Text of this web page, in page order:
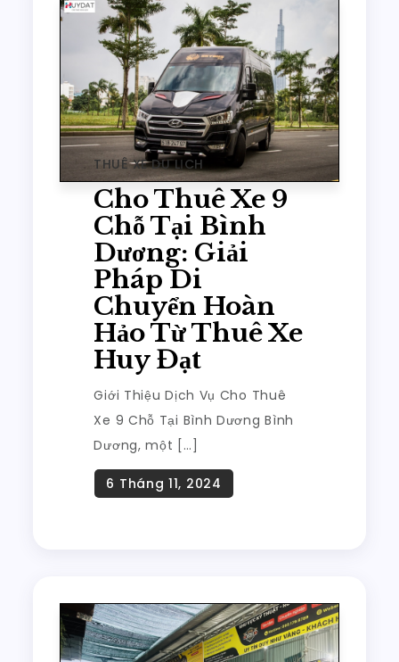
THUÊ XE DU LỊCH
Cho Thuê Xe 9
Chỗ Tại Bình
Dương: Giải
Pháp Di
Chuyển Hoàn
Hảo Từ Thuê Xe
Huy Đạt
Giới Thiệu Dịch Vụ Cho Thuê
Xe 9 Chỗ Tại Bình Dương Bình
Dương, một […]